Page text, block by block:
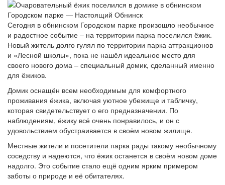
Сегодня в обнинском Городском парке произошло необычное
и радостное событие – на территории парка поселился ёжик.
Новый житель долго гулял по территории парка аттракционов
и «Лесной школы», пока не нашёл идеальное место для
своего нового дома – специальный домик, сделанный именно
для ёжиков.
Домик оснащён всем необходимым для комфортного
проживания ёжика, включая уютное убежище и табличку,
которая свидетельствует о его предназначении. По
наблюдениям, ёжику всё очень понравилось, и он с
удовольствием обустраивается в своём новом жилище.
Местные жители и посетители парка рады такому необычному
соседству и надеются, что ёжик останется в своём новом доме
надолго. Это событие стало ещё одним ярким примером
заботы о природе и её обитателях.